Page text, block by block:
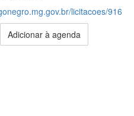
licitacoes/916
Adicionar à agenda